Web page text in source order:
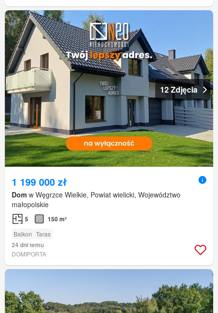
12 Zdjęcia
1 199 000 zł
Dom w Węgrzce Wielkie, Powiat wielicki, Województwo
małopolskie
5 150 m²
Balkon Taras
24 dni temu
DOMIPORTA